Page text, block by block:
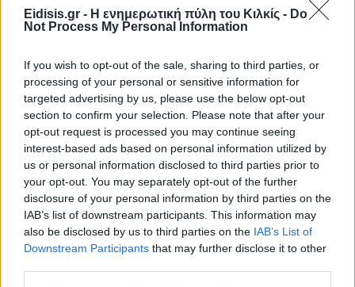
Eidisis.gr - Η ενημερωτική πύλη του Κιλκίς - Do
Not Process My Personal Information
If you wish to opt-out of the sale, sharing to third parties, or
processing of your personal or sensitive information for
targeted advertising by us, please use the below opt-out
section to confirm your selection. Please note that after your
opt-out request is processed you may continue seeing
interest-based ads based on personal information utilized by
us or personal information disclosed to third parties prior to
your opt-out. You may separately opt-out of the further
disclosure of your personal information by third parties on the
IAB’s list of downstream participants. This information may
also be disclosed by us to third parties on the IAB’s List of
Downstream Participants that may further disclose it to other